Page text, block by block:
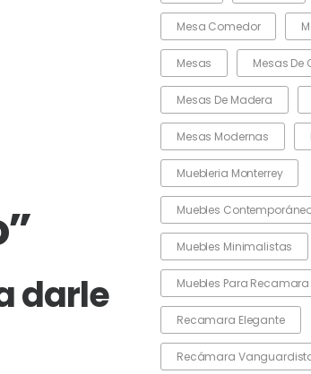
Mesa Comedor
Mesas Mesas De
Mesas De Madera
Mesas Modernas
Muebleria Monterrey
Muebles
Muebles Minimalistas
Muebles Para Recamara
Recamara Elegante
Recámara
darle